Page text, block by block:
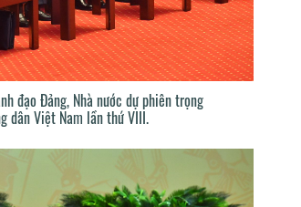
đạo Đảng, Nhà nước dự phiên trọng
dân Việt Nam lần thứ VIII.